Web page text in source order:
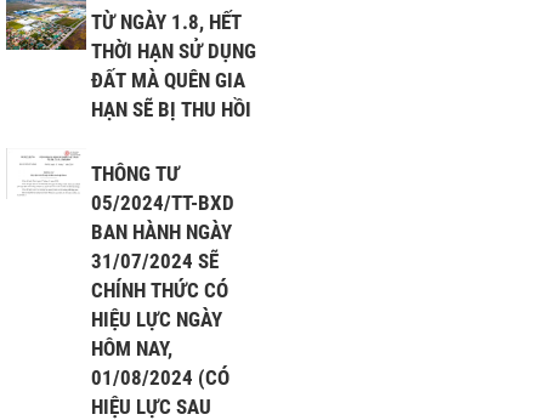
TỪ NGÀY 1.8, HẾT
THỜI HẠN SỬ DỤNG
ĐẤT MÀ QUÊN GIA
HẠN SẼ BỊ THU HỒI
THÔNG TƯ
05/2024/TT-BXD
BAN HÀNH NGÀY
31/07/2024 SẼ
CHÍNH THỨC CÓ
HIỆU LỰC NGÀY
HÔM NAY,
01/08/2024 (CÓ
HIỆU LỰC SAU